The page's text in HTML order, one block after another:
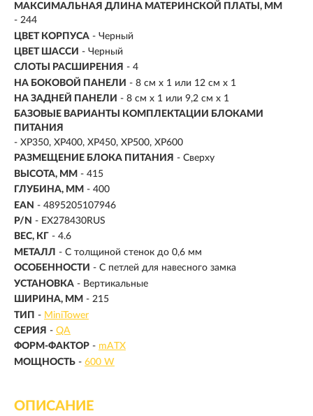
МАКСИМАЛЬНАЯ ДЛИНА МАТЕРИНСКОЙ ПЛАТЫ, ММ
- 244
ЦВЕТ КОРПУСА - Черный
ЦВЕТ ШАССИ - Черный
СЛОТЫ РАСШИРЕНИЯ - 4
НА БОКОВОЙ ПАНЕЛИ - 8 см x 1 или 12 см x 1
НА ЗАДНЕЙ ПАНЕЛИ - 8 см x 1 или 9,2 см x 1
БАЗОВЫЕ ВАРИАНТЫ КОМПЛЕКТАЦИИ БЛОКАМИ
ПИТАНИЯ
- XP350, XP400, XP450, XP500, XP600
РАЗМЕЩЕНИЕ БЛОКА ПИТАНИЯ - Сверху
ВЫСОТА, ММ - 415
ГЛУБИНА, ММ - 400
EAN - 4895205107946
P/N - EX278430RUS
ВЕС, КГ - 4.6
МЕТАЛЛ - С толщиной стенок до 0,6 мм
ОСОБЕННОСТИ - С петлей для навесного замка
УСТАНОВКА - Вертикальные
ШИРИНА, ММ - 215
ТИП - MiniTower
СЕРИЯ - QA
ФОРМ-ФАКТОР - mATX
МОЩНОСТЬ - 600 W
ОПИСАНИЕ